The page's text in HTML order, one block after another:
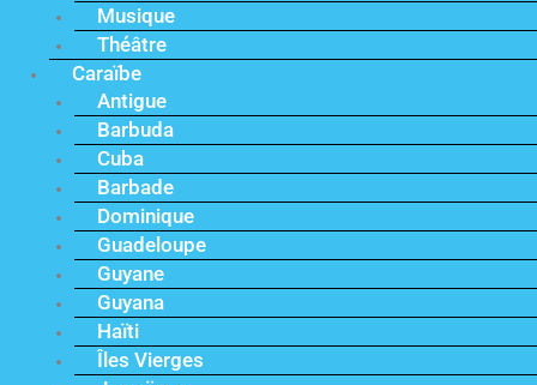
Musique
Théâtre
Caraïbe
Antigue
Barbuda
Cuba
Barbade
Dominique
Guadeloupe
Guyane
Guyana
Haïti
Îles Vierges